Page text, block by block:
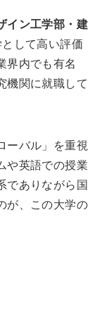
イン工学部・建
して高い評価
界内でも有名
機関に就職して
ーバル」を重視
や英語での授業
でありながら国
が、この大学の